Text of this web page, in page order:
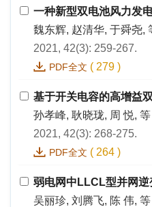
一种新型双电池风力发
魏东辉, 赵清华, 于舜尧,
2021, 42(3): 259-267.
PDF全文 ( 279 )
基于开关电容的高增益
孙孝峰, 耿晓珑, 周 悦, 等
2021, 42(3): 268-275.
PDF全文 ( 264 )
弱电网中LLCL型并网
吴丽珍, 刘腾飞, 陈 伟, 等